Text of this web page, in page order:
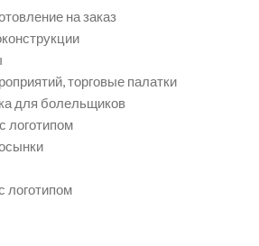
на заказ
торговые палатки
для болельщиков
логотипом
логотипом